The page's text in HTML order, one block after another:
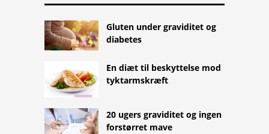
Gluten under graviditet og
diabetes
En diæt til beskyttelse mod
tyktarmskræft
20 ugers graviditet og ingen
forstørret mave